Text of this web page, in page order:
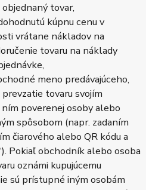
tovar,
kúpnu cenu v
vrátane nákladov na
tovaru na náklady
meno predávajúceho,
tovaru svojím
poverenej osoby alebo
spôsobom (napr. zadaním
čiarového alebo QR kódu a
Pokiaľ obchodník alebo osoba
oznámi kupujúcemu
sú prístupné iným osobám